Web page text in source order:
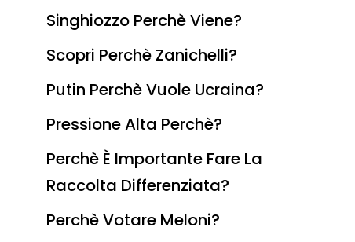
Singhiozzo Perchè Viene?
Scopri Perchè Zanichelli?
Putin Perchè Vuole Ucraina?
Pressione Alta Perchè?
Perchè È Importante Fare La
Raccolta Differenziata?
Perchè Votare Meloni?